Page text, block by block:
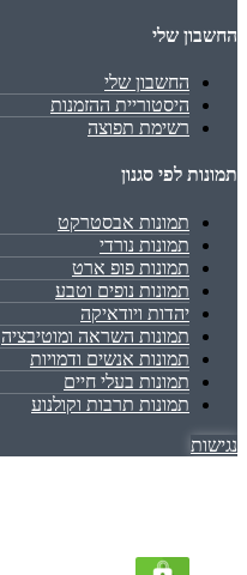
החשבון שלי
החשבון שלי
היסטוריית ההזמנות
רשימת תפוצה
תמונות לפי סגנון
תמונות אבסטרקט
תמונות נורדי
תמונות פופ ארט
תמונות נופים וטבע
יהדות ויודאיקה
תמונות השראה ומוטיבציה
תמונות אנשים ודמויות
תמונות בעלי חיים
תמונות תרבות וקולנוע
נגישות